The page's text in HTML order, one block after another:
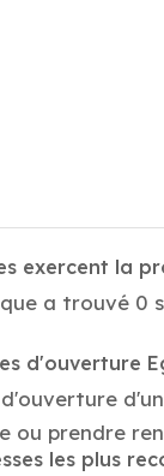
exercent la
a trouvé 0
d'ouverture
ou prendre
les plus